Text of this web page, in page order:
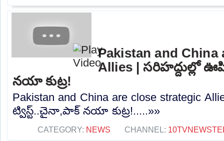
Pakistan and China
Allies | సరిహద్దుల్లో
నయా కుట్ర!
Pakistan and China are close strategic
ట్విస్ట్..చైనా,పాక్ నయా కుట్ర!.....»»
CATEGORY: NEWS CHANNEL: